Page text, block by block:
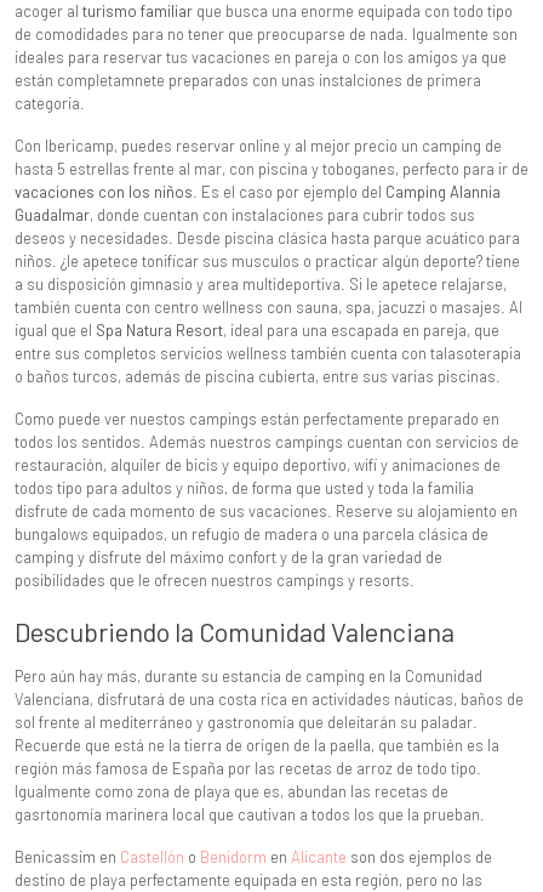
acoger al turismo familiar que busca una enorme equipada con todo tipo
de comodidades para no tener que preocuparse de nada. Igualmente son
ideales para reservar tus vacaciones en pareja o con los amigos ya que
están completamnete preparados con unas instalciones de primera
categoria.
Con Ibericamp, puedes reservar online y al mejor precio un camping de
hasta 5 estrellas frente al mar, con piscina y toboganes, perfecto para ir de
vacaciones con los niños . Es el caso por ejemplo del Camping Alannia
Guadalmar, donde cuentan con instalaciones para cubrir todos sus
deseos y necesidades. Desde piscina clásica hasta parque acuático para
niños. ¿le apetece tonificar sus musculos o practicar algún deporte? tiene
a su disposición gimnasio y area multideportiva. Si le apetece relajarse,
también cuenta con centro wellness con sauna, spa, jacuzzi o masajes. Al
igual que el Spa Natura Resort, ideal para una escapada en pareja, que
entre sus completos servicios wellness también cuenta con talasoterapia
o baños turcos, además de piscina cubierta, entre sus varias piscinas.
Como puede ver nuestos campings están perfectamente preparado en
todos los sentidos. Además nuestros campings cuentan con servicios de
restauración, alquiler de bicis y equipo deportivo, wifi y animaciones de
todos tipo para adultos y niños, de forma que usted y toda la familia
disfrute de cada momento de sus vacaciones. Reserve su alojamiento en
bungalows equipados, un refugio de madera o una parcela clásica de
camping y disfrute del máximo confort y de la gran variedad de
posibilidades que le ofrecen nuestros campings y resorts.
Descubriendo la Comunidad Valenciana
Pero aún hay más, durante su estancia de camping en la Comunidad
Valenciana, disfrutará de una costa rica en actividades náuticas, baños de
sol frente al mediterráneo y gastronomía que deleitarán su paladar.
Recuerde que está ne la tierra de origen de la paella, que también es la
región más famosa de España por las recetas de arroz de todo tipo.
Igualmente como zona de playa que es, abundan las recetas de
gasrtonomía marinera local que cautivan a todos los que la prueban.
Benicassim en Castellón o Benidorm en Alicante son dos ejemplos de
destino de playa perfectamente equipada en esta región, pero no las